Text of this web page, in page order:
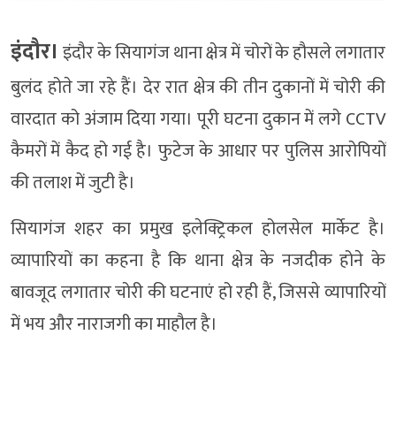
इंदौर। इंदौर के सियागंज थाना क्षेत्र में चोरों के हौसले लगातार
बुलंद होते जा रहे हैं। देर रात क्षेत्र की तीन दुकानों में चोरी की
वारदात को अंजाम दिया गया। पूरी घटना दुकान में लगे CCTV
कैमरों में कैद हो गई है। फुटेज के आधार पर पुलिस आरोपियों
की तलाश में जुटी है।
सियागंज शहर का प्रमुख इलेक्ट्रिकल होलसेल मार्केट है।
व्यापारियों का कहना है कि थाना क्षेत्र के नजदीक होने के
बावजूद लगातार चोरी की घटनाएं हो रही हैं, जिससे व्यापारियों
में भय और नाराजगी का माहौल है।